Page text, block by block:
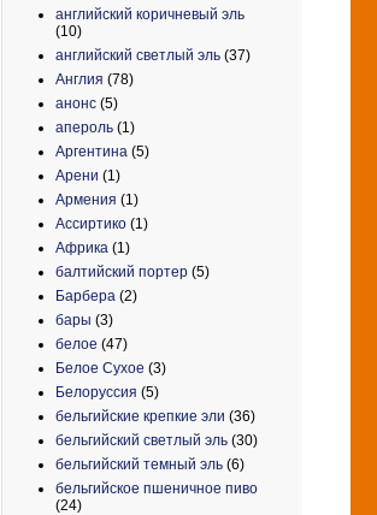
английский коричневый эль
(10)
английский светлый эль (37)
Англия (78)
анонс (5)
апероль (1)
Аргентина (5)
Арени (1)
Армения (1)
Ассиртико (1)
Африка (1)
балтийский портер (5)
Барбера (2)
бары (3)
белое (47)
Белое Сухое (3)
Белоруссия (5)
бельгийские крепкие эли (36)
бельгийский светлый эль (30)
бельгийский темный эль (6)
бельгийское пшеничное пиво
(24)